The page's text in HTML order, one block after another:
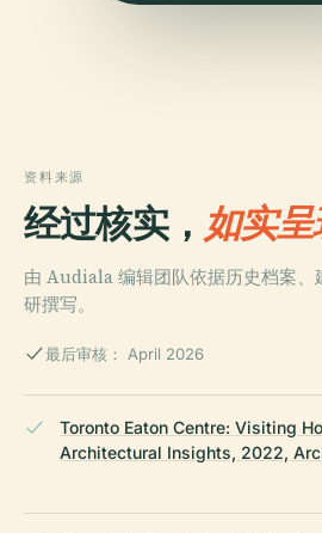
资料来源
经过核实， 如实呈
由 Audiala 编辑团队依据历史档案、
研撰写。
最后审核： April 2026
Toronto Eaton Centre: Visiting
Architectural Insights, 2022,